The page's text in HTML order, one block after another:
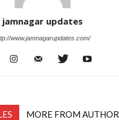
jamnagar updates
www.jamnagarupdates.com/
MORE FROM AUTHOR